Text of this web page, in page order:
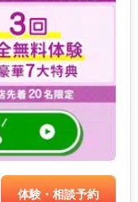
体験・相談予約